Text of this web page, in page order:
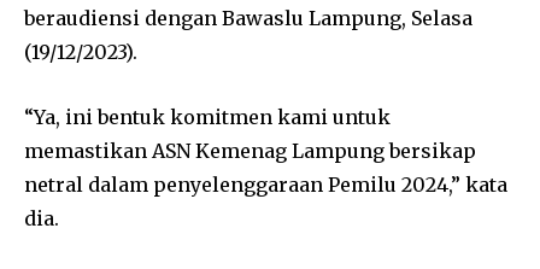
beraudiensi dengan Bawaslu Lampung, Selasa
(19/12/2023).
“Ya, ini bentuk komitmen kami untuk
memastikan ASN Kemenag Lampung bersikap
netral dalam penyelenggaraan Pemilu 2024,” kata
dia.